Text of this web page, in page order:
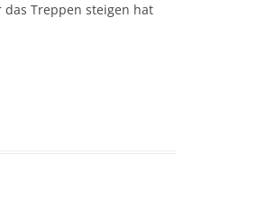
Treppen steigen hat